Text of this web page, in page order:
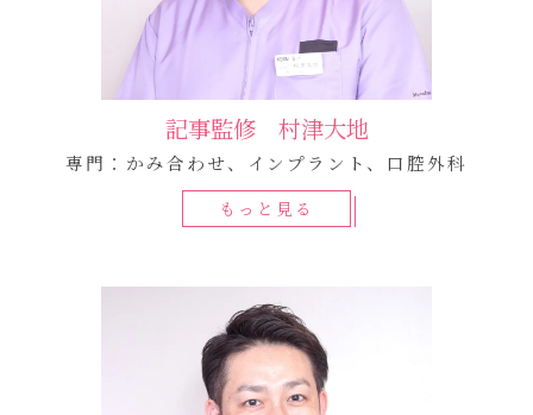
記事監修 村津大地
専門：かみ合わせ、インプラント、口腔外科
もっと見る